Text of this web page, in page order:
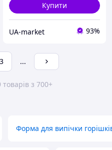
Купити
UA-market 93%
3 ...
з 700+
Форма для випічки